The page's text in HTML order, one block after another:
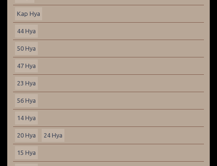
Kap Hya
44 Hya
50 Hya
47 Hya
23 Hya
56 Hya
14 Hya
20 Hya 24 Hya
15 Hya